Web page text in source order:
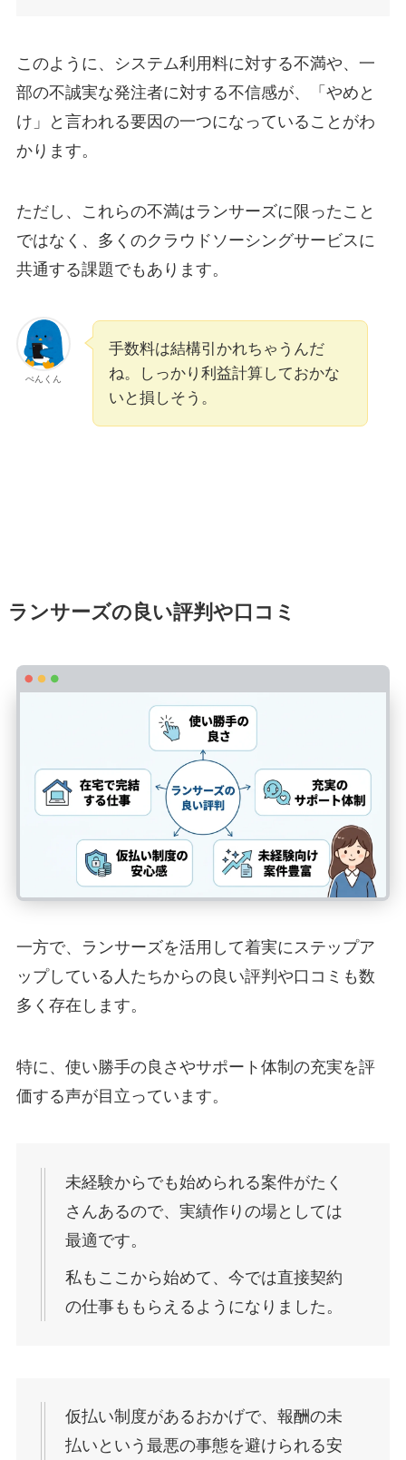
このように、システム利用料に対する不満や、一
部の不誠実な発注者に対する不信感が、「やめと
け」と言われる要因の一つになっていることがわ
かります。
ただし、これらの不満はランサーズに限ったこと
ではなく、多くのクラウドソーシングサービスに
共通する課題でもあります。
ぺんくん
手数料は結構引かれちゃうんだ
ね。しっかり利益計算しておかな
いと損しそう。
ランサーズの良い評判や口コミ
一方で、ランサーズを活用して着実にステップア
ップしている人たちからの良い評判や口コミも数
多く存在します。
特に、使い勝手の良さやサポート体制の充実を評
価する声が目立っています。
未経験からでも始められる案件がたく
さんあるので、実績作りの場としては
最適です。
私もここから始めて、今では直接契約
の仕事ももらえるようになりました。
仮払い制度があるおかげで、報酬の未
払いという最悪の事態を避けられる安